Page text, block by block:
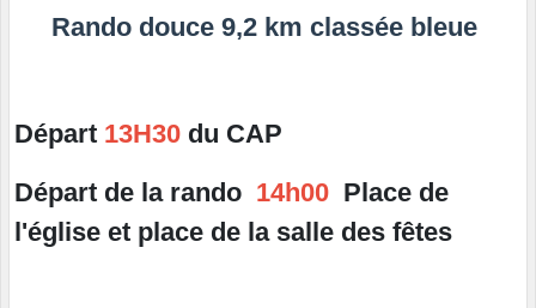
Rando douce 9,2 km classée bleue
Départ 13H30 du CAP
Départ de la rando 14h00 Place de
l'église et place de la salle des fêtes